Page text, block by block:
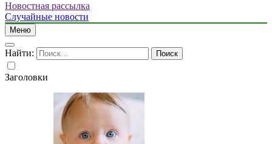
Новостная рассылка
Случайные новости
Меню
Найти:
Заголовки